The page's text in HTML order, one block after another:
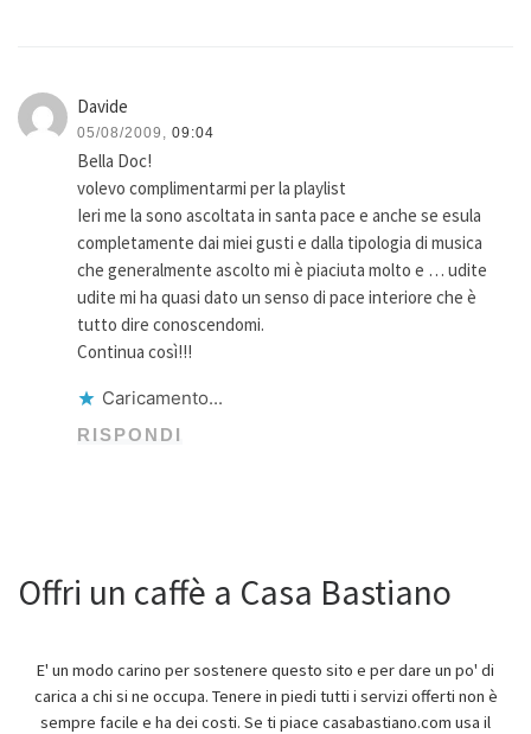
Davide
05/08/2009, 09:04
Bella Doc!
volevo complimentarmi per la playlist
Ieri me la sono ascoltata in santa pace e anche se esula
completamente dai miei gusti e dalla tipologia di musica
che generalmente ascolto mi è piaciuta molto e … udite
udite mi ha quasi dato un senso di pace interiore che è
tutto dire conoscendomi.
Continua così!!!
Caricamento...
RISPONDI
Offri un caffè a Casa Bastiano
E' un modo carino per sostenere questo sito e per dare un po' di
carica a chi si ne occupa. Tenere in piedi tutti i servizi offerti non è
sempre facile e ha dei costi. Se ti piace casabastiano.com usa il